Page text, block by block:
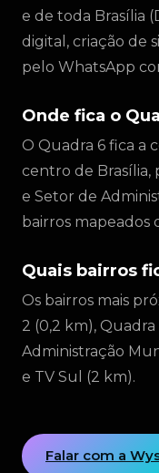
e de toda Brasília
digital, criação de
pelo WhatsApp
Onde fica o
O Quadra 6 fica a
centro de Brasília,
e Setor de
bairros mapeados
Quais bairros
Os bairros mais
2 (0,2 km),
Administração
e TV Sul (2 km).
Falar com a